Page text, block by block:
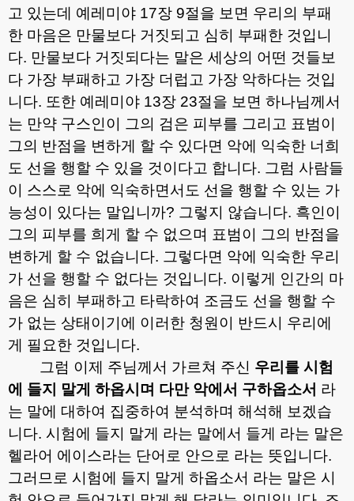
고 있는데 예레미야 17장 9절을 보면 우리의 부패
한 마음은 만물보다 거짓되고 심히 부패한 것입니
다. 만물보다 거짓되다는 말은 세상의 어떤 것들보
다 가장 부패하고 가장 더럽고 가장 악하다는 것입
니다. 또한 예레미야 13장 23절을 보면 하나님께서
는 만약 구스인이 그의 검은 피부를 그리고 표범이
그의 반점을 변하게 할 수 있다면 악에 익숙한 너희
도 선을 행할 수 있을 것이다고 합니다. 그럼 사람들
이 스스로 악에 익숙하면서도 선을 행할 수 있는 가
능성이 있다는 말입니까? 그렇지 않습니다. 흑인이
그의 피부를 희게 할 수 없으며 표범이 그의 반점을
변하게 할 수 없습니다. 그렇다면 악에 익숙한 우리
가 선을 행할 수 없다는 것입니다. 이렇게 인간의 마
음은 심히 부패하고 타락하여 조금도 선을 행할 수
가 없는 상태이기에 이러한 청원이 반드시 우리에
게 필요한 것입니다.
그럼 이제 주님께서 가르쳐 주신 우리를 시험
에 들지 말게 하옵시며 다만 악에서 구하옵소서 라
는 말에 대하여 집중하여 분석하며 해석해 보겠습
니다. 시험에 들지 말게 라는 말에서 들게 라는 말은
헬라어 에이스라는 단어로 안으로 라는 뜻입니다.
그러므로 시험에 들지 말게 하옵소서 라는 말은 시